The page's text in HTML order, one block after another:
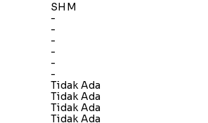
SHM
-
-
-
-
-
-
Tidak Ada
Tidak Ada
Tidak Ada
Tidak Ada